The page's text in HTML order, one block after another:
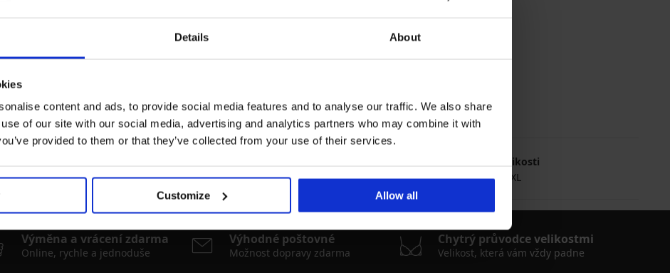
Details About
content and ads, to provide social media features and to analyse our traffic. We also share
of our site with our social media, advertising and analytics partners who may combine it with
provided to them or that they’ve collected from your use of their services.
Customize Allow all
Granit vysoké
cena
Blackspade VOXX
černá
vícebarevná bílá modrá
Nejčastěji vybírané velikosti
43-46
39-42 M XL
Výměna a vrácení zdarma
Online, rychle a jednoduše
Výhodné poštovné
Možnost dopravy zdarma
Chytrý průvodce velikostmi
Velikost, která vám vždy padne